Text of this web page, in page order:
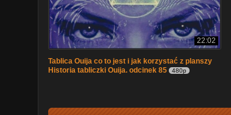
22:02
Tablica Ouija co to jest i jak korzystać z planszy
Historia tabliczki Ouija. odcinek 85
480p